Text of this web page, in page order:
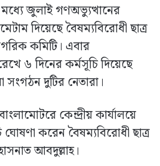
জুলাই গণঅভ্যুত্থানের
দিয়েছে বৈষম্যবিরোধী ছাত্র
কমিটি। এবার
৬ দিনের কর্মসূচি দিয়েছে
সংগঠন দুটির নেতারা।
কেন্দ্রীয় কার্যালয়ে
করেন বৈষম্যবিরোধী ছাত্র
আবদুল্লাহ।